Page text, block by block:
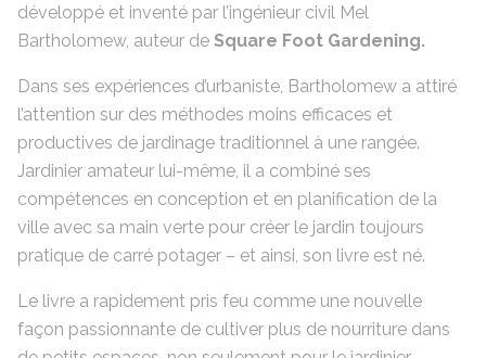
développé et inventé par l’ingénieur civil Mel
Bartholomew, auteur de Square Foot Gardening.
Dans ses expériences d’urbaniste, Bartholomew a attiré
l’attention sur des méthodes moins efficaces et
productives de jardinage traditionnel à une rangée.
Jardinier amateur lui-même, il a combiné ses
compétences en conception et en planification de la
ville avec sa main verte pour créer le jardin toujours
pratique de carré potager – et ainsi, son livre est né.
Le livre a rapidement pris feu comme une nouvelle
façon passionnante de cultiver plus de nourriture dans